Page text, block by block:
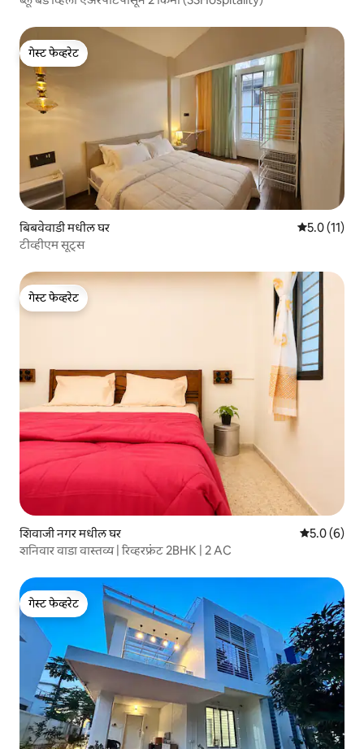
गेस्ट फेव्हरेट
गेस्ट फेव्हरेट
बिबवेवाडी मधील घर 5 पैकी 5.0
5.0 (11)
टीव्हीएम सूट्स
गेस्ट फेव्हरेट
गेस्ट फेव्हरेट
शिवाजी नगर मधील घर 5 पैकी 5.0
5.0 (6)
शनिवार वाडा वास्तव्य | रिव्हरफ्रंट 2BHK | 2 AC
गेस्ट फेव्हरेट
गेस्ट फेव्हरेट